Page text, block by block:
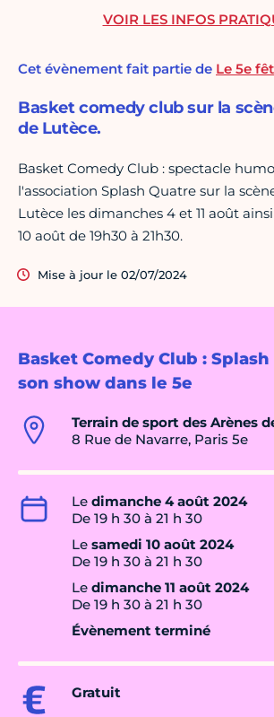
Basket Comedy Club :
son show dans le 5e
Terrain de sport des Arènes
8 Rue de Navarre, Paris 5e
Le dimanche 4 août 2024
De 19 h 30 à 21 h 30
Le samedi 10 août 2024
De 19 h 30 à 21 h 30
Le dimanche 11 août 2024
De 19 h 30 à 21 h 30
Évènement terminé
Gratuit
Cet évènement fait partie de Le 5e
Basket comedy club sur la
de Lutèce.
Basket Comedy Club : spectacle
l'association Splash Quatre sur la
Lutèce les dimanches 4 et 11 août
10 août de 19h30 à 21h30.
Mise à jour le 02/07/2024
VOIR LES INFOS